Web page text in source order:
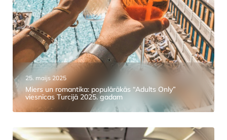
25. maijs 2025
Miers un romantika: populārākās “Adults Only”
viesnīcas Turcijā 2025. gadam